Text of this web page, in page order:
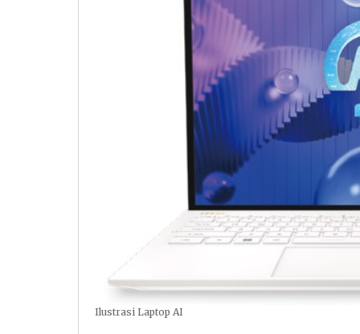
Ilustrasi Laptop AI